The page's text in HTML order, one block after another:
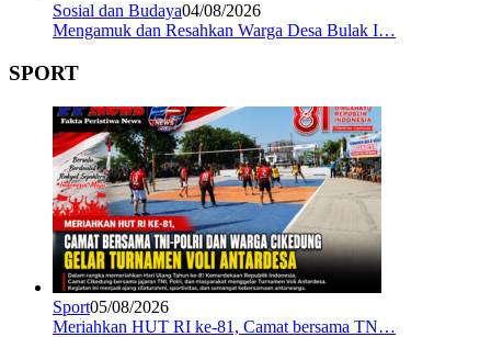
Sosial dan Budaya04/08/2026
Mengamuk dan Resahkan Warga Desa Bulak I…
SPORT
Sport05/08/2026
Meriahkan HUT RI ke-81, Camat bersama TN…